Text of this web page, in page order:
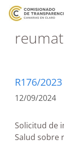
R176/2023
12/09/2024
Solicitud de
Salud sobre